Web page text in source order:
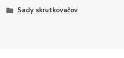
Sady skrutkovačov